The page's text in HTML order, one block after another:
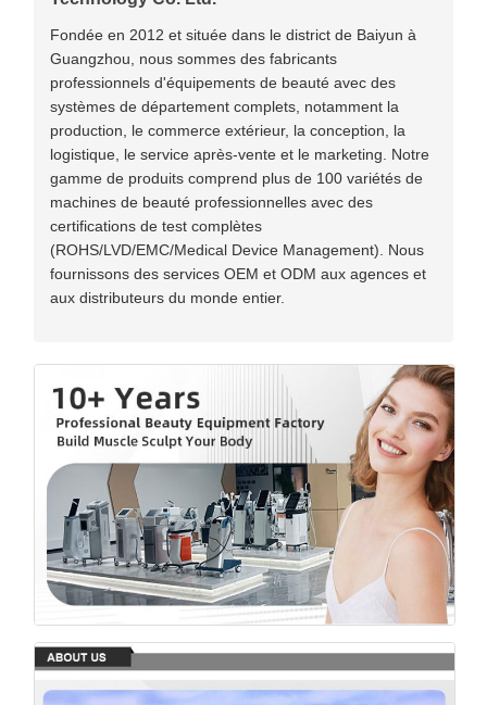
Fondée en 2012 et située dans le district de Baiyun à
Guangzhou, nous sommes des fabricants
professionnels d'équipements de beauté avec des
systèmes de département complets, notamment la
production, le commerce extérieur, la conception, la
logistique, le service après-vente et le marketing. Notre
gamme de produits comprend plus de 100 variétés de
machines de beauté professionnelles avec des
certifications de test complètes
(ROHS/LVD/EMC/Medical Device Management). Nous
fournissons des services OEM et ODM aux agences et
aux distributeurs du monde entier.